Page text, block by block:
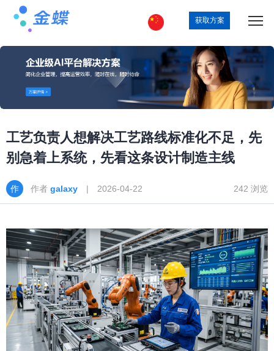
获取方案
工艺负责人想解决工艺路线标准化不足，先
别急着上系统，先看这条设计制造主线
作者 galaxy | 2026-04-22 242 浏览